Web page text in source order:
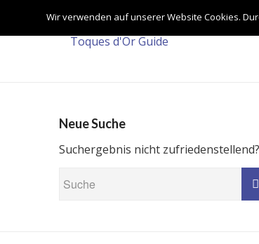
Neue Suche
Suchergebnis nicht
Wir verwenden auf unserer Website Cookies.